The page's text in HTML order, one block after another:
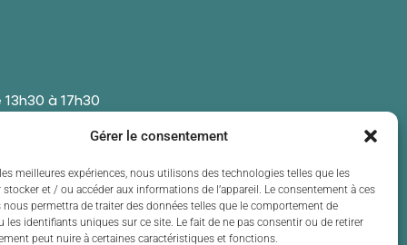
Gérer le consentement
meilleures expériences, nous utilisons des technologies telles que les
et / ou accéder aux informations de l’appareil. Le consentement à ces
permettra de traiter des données telles que le comportement de
les identifiants uniques sur ce site. Le fait de ne pas consentir ou de retirer
peut nuire à certaines caractéristiques et fonctions.
à 17h30
à 17h30
13h30 à 17h30
à 17h30
de 13h30 à 17h30